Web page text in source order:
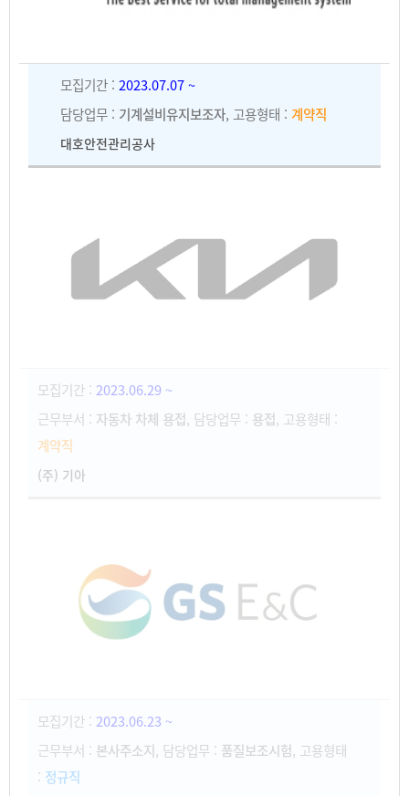
모집기간 : 2023.07.07 ~
담당업무 : 기계설비유지보조자, 고용형태 : 계약직
대호안전관리공사
모집기간 : 2023.06.29 ~
근무부서 : 자동차 차체 용접, 담당업무 : 용접, 고용형태 :
계약직
(주) 기아
모집기간 : 2023.06.23 ~
근무부서 : 본사주소지, 담당업무 : 품질보조시험, 고용형태
: 정규직